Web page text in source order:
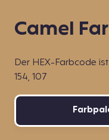
Camel
Der HEX-Farbcode
154, 107